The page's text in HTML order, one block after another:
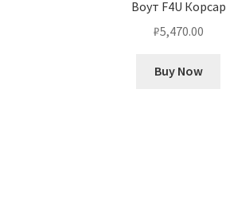
Воут F4U Корсар
₽5,470.00
Buy Now